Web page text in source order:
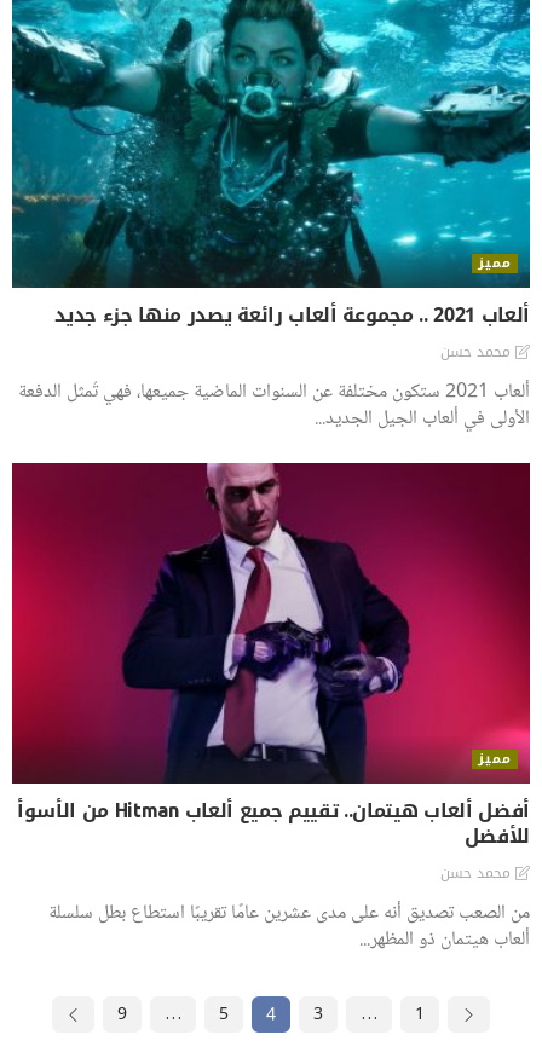
مميز
ألعاب 2021 .. مجموعة ألعاب رائعة يصدر منها جزء جديد
محمد حسن
ألعاب 2021 ستكون مختلفة عن السنوات الماضية جميعها، فهي تُمثل الدفعة
الأولى في ألعاب الجيل الجديد...
مميز
أفضل ألعاب هيتمان.. تقييم جميع ألعاب Hitman من الأسوأ
للأفضل
محمد حسن
من الصعب تصديق أنه على مدى عشرين عامًا تقريبًا استطاع بطل سلسلة
ألعاب هيتمان ذو المظهر...
1
…
3
4
5
…
9